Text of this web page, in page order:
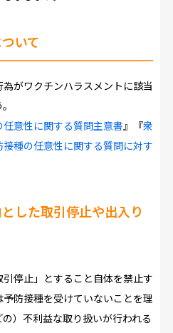
いて
がワクチンハラスメントに該当
意性に関する質問主意書』『衆
種の任意性に関する質問に対す
した取引停止や出入り
停止」とすること自体を禁止す
防接種を受けていないことを理
）不利益な取り扱いが行われる